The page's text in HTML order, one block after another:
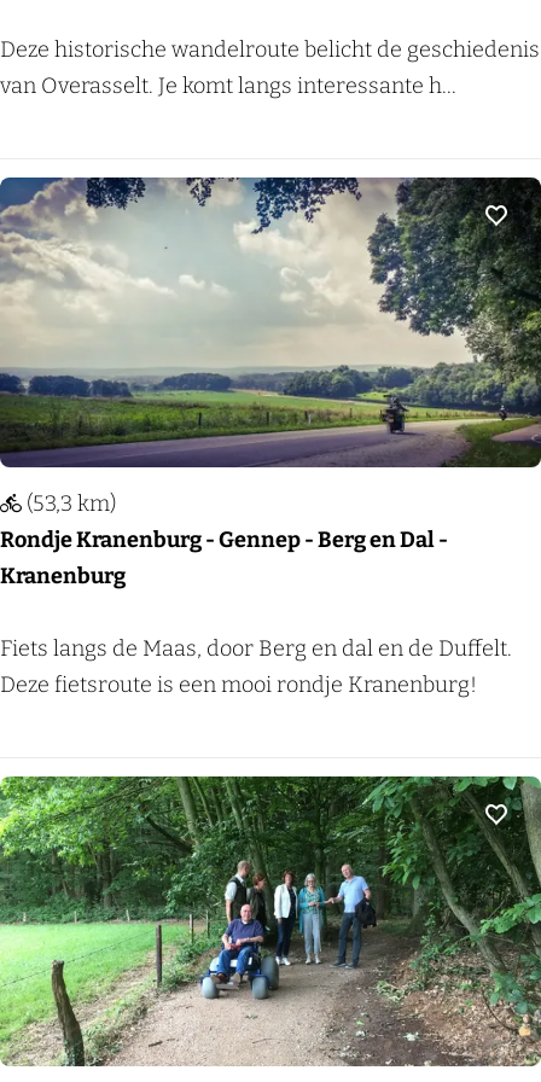
k
U
b
e
r
g
H
e
l
i
j
k
e
d
e
v
a
n
v
e
a
s
s
e
l
t
-
G
r
Deze historische wandelroute belicht de geschiedenis
van Overasselt. Je komt langs interessante h...
Rondje Kranenburg - Gennep - Berg en Dal -
Kranenburg
R
o
j
e
K
r
a
n
e
n
(53,3 km)
Fiets langs de Maas, door Berg en dal en de Duffelt.
Deze fietsroute is een mooi rondje Kranenburg!